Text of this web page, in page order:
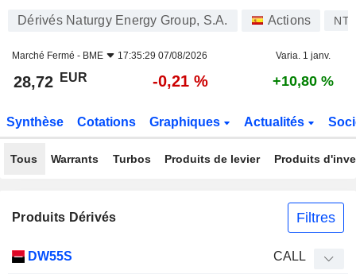
Dérivés Naturgy Energy Group, S.A. Actions
Marché Fermé - BME 17:35:29 07/08/2026 Varia. 1 janv.
28,72 EUR -0,21 % +10,80 %
Synthèse Cotations Graphiques Actualités
Tous Warrants Turbos Produits de levier Produits
Produits Dérivés Filtres
DW55S CALL